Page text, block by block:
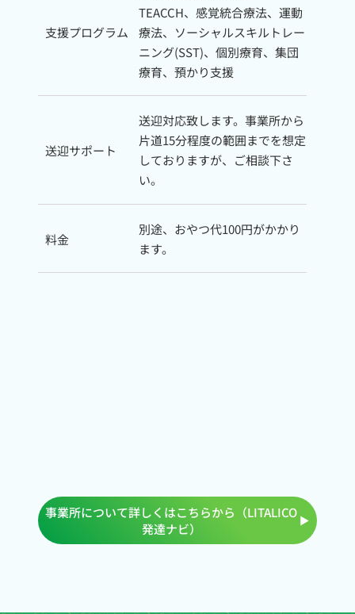
支援プログラム
TEACCH、感覚統合療法、運動
療法、ソーシャルスキルトレー
ニング(SST)、個別療育、集団
療育、預かり支援
送迎サポート
送迎対応致します。事業所から
片道15分程度の範囲までを想定
しておりますが、ご相談下さ
い。
料金
別途、おやつ代100円がかかり
ます。
事業所について詳しくはこちらから（LITALICO
発達ナビ）